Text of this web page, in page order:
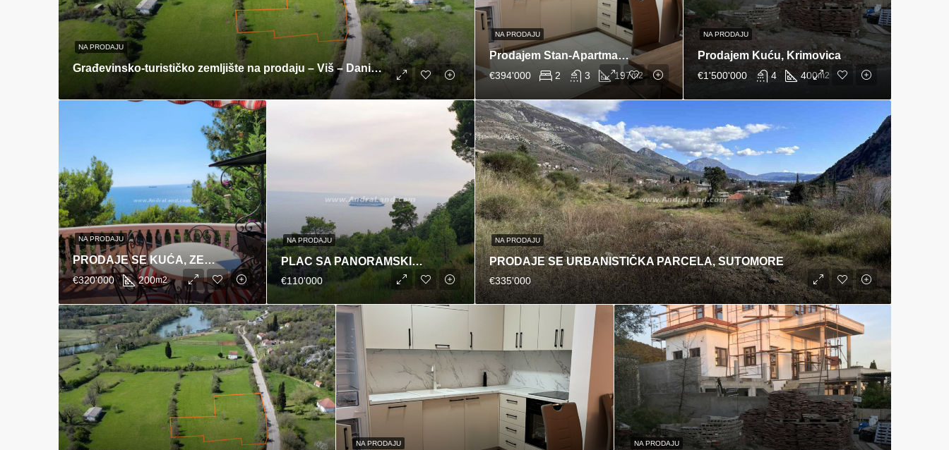
NA PRODAJU
Građevinsko-turističko zemljište na prodaju – Viš – Danilovgrad
NA PRODAJU
Prodajem Stan-Apartman, Dubovica
€394'000 2 3 197m2
NA PRODAJU
Prodajem Kuću, Krimovica
€1'500'000 4 400m2
NA PRODAJU
PRODAJE SE KUĆA, ZELENI POJAS
€320'000 200m2
NA PRODAJU
PLAC SA PANORAMSKIM POGLEDOM NA GRAD I MORE,BAR
€110'000
NA PRODAJU
PRODAJE SE URBANISTIČKA PARCELA, SUTOMORE
€335'000
NA PRODAJU NA PRODAJU